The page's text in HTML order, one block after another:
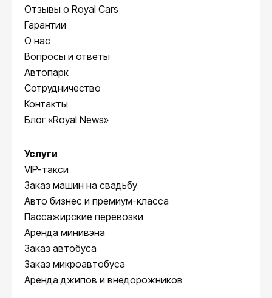
Отзывы о Royal Cars
Гарантии
О нас
Вопросы и ответы
Автопарк
Сотрудничество
Контакты
Блог «Royal News»
Услуги
VIP-такси
Заказ машин на свадьбу
Авто бизнес и премиум-класса
Пассажирские перевозки
Аренда минивэна
Заказ автобуса
Заказ микроавтобуса
Аренда джипов и внедорожников